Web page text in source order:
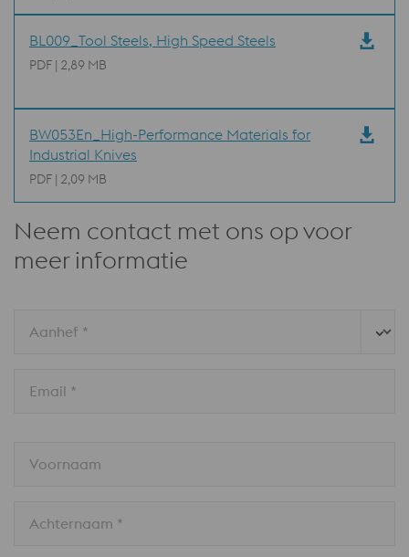
BL009_Tool Steels, High Speed Steels
PDF | 2,89 MB
BW053En_High-Performance Materials for
Industrial Knives
PDF | 2,09 MB
Neem contact met ons op voor
meer informatie
Aanhef *
Email *
Voornaam
Achternaam *